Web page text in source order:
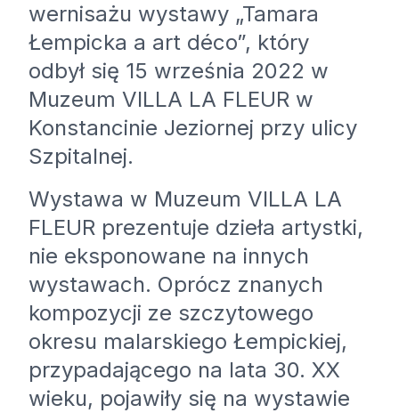
wernisażu wystawy „Tamara
Łempicka a art déco”, który
odbył się 15 września 2022 w
Muzeum VILLA LA FLEUR w
Konstancinie Jeziornej przy ulicy
Szpitalnej.
Wystawa w Muzeum VILLA LA
FLEUR prezentuje dzieła artystki,
nie eksponowane na innych
wystawach. Oprócz znanych
kompozycji ze szczytowego
okresu malarskiego Łempickiej,
przypadającego na lata 30. XX
wieku, pojawiły się na wystawie